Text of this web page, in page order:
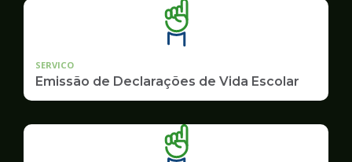
SERVICO
Emissão de Declarações de Vida Escolar